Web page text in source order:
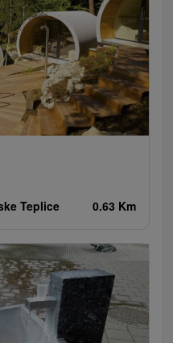
techniki
Pomniki
Teatry
Jazda konna
górskie
Miejsca sakralne
Ośrodek narciarski
i kina w przyrodzie
Teplice 0.63 Km